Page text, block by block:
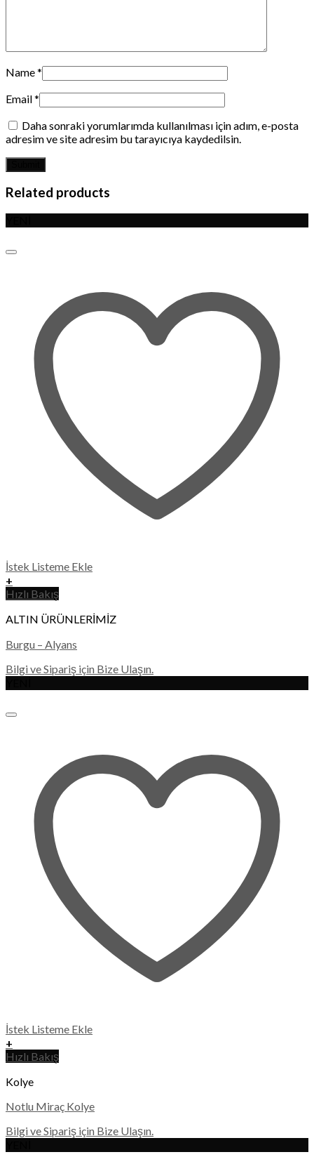
Name*
Email*
Daha sonraki yorumlarımda kullanılması için adım, e-posta
adresim ve site adresim bu tarayıcıya kaydedilsin.
Related products
İstek Listeme Ekle
+
Hızlı Bakış
ALTIN ÜRÜNLERİMİZ
Burgu – Alyans
Bilgi ve Sipariş için Bize Ulaşın.
İstek Listeme Ekle
+
Hızlı Bakış
Kolye
Notlu Miraç Kolye
Bilgi ve Sipariş için Bize Ulaşın.